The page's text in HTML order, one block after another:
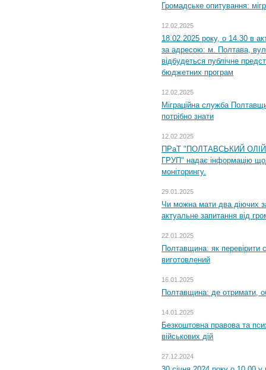
Громадське опитування:
12.02.2025
18.02.2025 року, о 14.30 в
за адресою: м. Полтава,
відбудеться публічне
бюджетних програм
12.02.2025
Міграційна служба
потрібно знати
12.02.2025
ПРаТ "ПОЛТАВСЬКИЙ
ГРУП" надає інформацію
моніторингу.
29.01.2025
Чи можна мати два діючих
актуальне запитання від
22.01.2025
Полтавщина: як перевірити
виготовлений
16.01.2025
Полтавщина: де отримати,
14.01.2025
Безкоштовна правова та
військових дій
27.12.2024